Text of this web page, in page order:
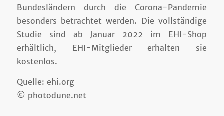
Bundesländern durch die Corona-Pandemie
besonders betrachtet werden. Die vollständige
Studie sind ab Januar 2022 im EHI-Shop
erhältlich, EHI-Mitglieder erhalten sie
kostenlos.
Quelle: ehi.org
© photodune.net